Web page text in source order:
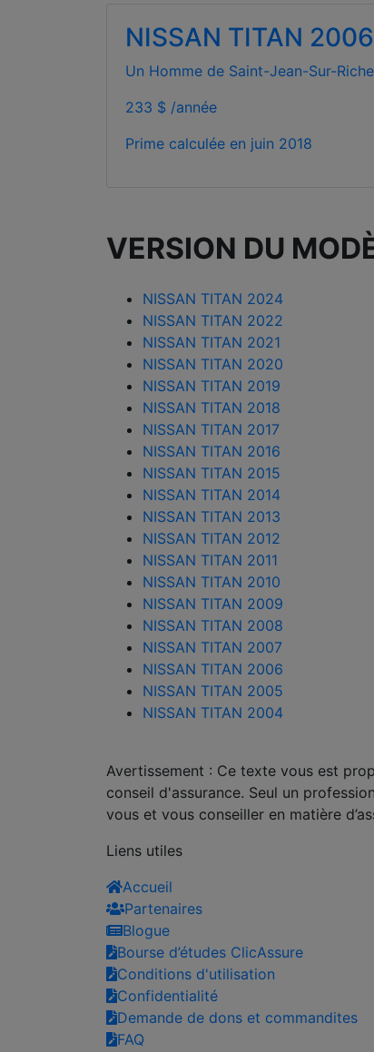
NISSAN TITAN 2006
Un Homme de Saint-Jean-Sur-
233 $ /année
Prime calculée en juin 2018
VERSION DU
NISSAN TITAN 2024
NISSAN TITAN 2022
NISSAN TITAN 2021
NISSAN TITAN 2020
NISSAN TITAN 2019
NISSAN TITAN 2018
NISSAN TITAN 2017
NISSAN TITAN 2016
NISSAN TITAN 2015
NISSAN TITAN 2014
NISSAN TITAN 2013
NISSAN TITAN 2012
NISSAN TITAN 2011
NISSAN TITAN 2010
NISSAN TITAN 2009
NISSAN TITAN 2008
NISSAN TITAN 2007
NISSAN TITAN 2006
NISSAN TITAN 2005
NISSAN TITAN 2004
Avertissement : Ce texte vous est
conseil d'assurance. Seul un
vous et vous conseiller en matière
Liens utiles
Accueil
Partenaires
Blogue
Bourse d’études ClicAssure
Conditions d'utilisation
Confidentialité
Demande de dons et commandites
FAQ